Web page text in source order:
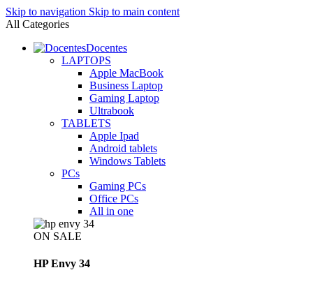
Skip to navigation Skip to main content
All Categories
Docentes
LAPTOPS
Apple MacBook
Business Laptop
Gaming Laptop
Ultrabook
TABLETS
Apple Ipad
Android tablets
Windows Tablets
PCs
Gaming PCs
Office PCs
All in one
ON SALE
HP Envy 34